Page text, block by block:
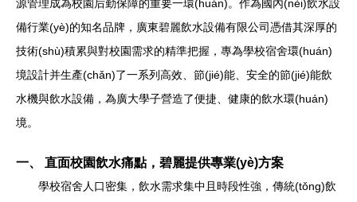
源管理成為校園后勤保障的重要一環(huán)。作為國內(nèi)飲水設
備行業(yè)的知名品牌，廣東碧麗飲水設備有限公司憑借其深厚的
技術(shù)積累與對校園需求的精準把握，專為學校宿舍環(huán)
境設計并生產(chǎn)了一系列高效、節(jié)能、安全的節(jié)能飲
水機與飲水設備，為廣大學子營造了便捷、健康的飲水環(huán)
境。
一、 直面校園飲水痛點，碧麗提供專業(yè)方案
學校宿舍人口密集，飲水需求集中且時段性強，傳統(tǒng)飲